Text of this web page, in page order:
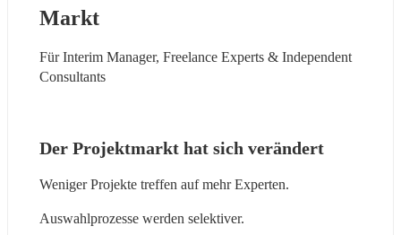
Markt
Für Interim Manager, Freelance Experts & Independent
Consultants
Der Projektmarkt hat sich verändert
Weniger Projekte treffen auf mehr Experten.
Auswahlprozesse werden selektiver.